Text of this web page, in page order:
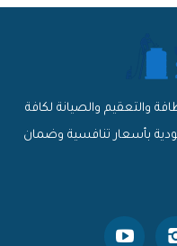
والتعقيم والصيانة لكافة
بأسعار تنافسية وضمان